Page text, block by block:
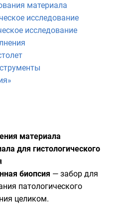
материала
исследование
исследование
материала
для гистологического
биопсия — забор для
патологического
целиком.